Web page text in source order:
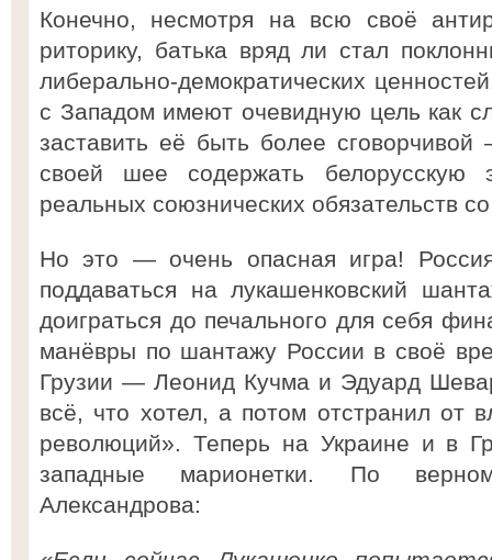
Конечно, несмотря на всю своё
риторику, батька вряд ли стал
либерально-демократических
с Западом имеют очевидную цель как
заставить её быть более
своей шее содержать белорусскую
реальных союзнических обязательств
Но это — очень опасная игра!
поддаваться на лукашенковский
доиграться до печального для себя
манёвры по шантажу России в своё
Грузии — Леонид Кучма и Эдуард
всё, что хотел, а потом отстранил от
революций». Теперь на Украине и в
западные марионетки. По
Александрова: